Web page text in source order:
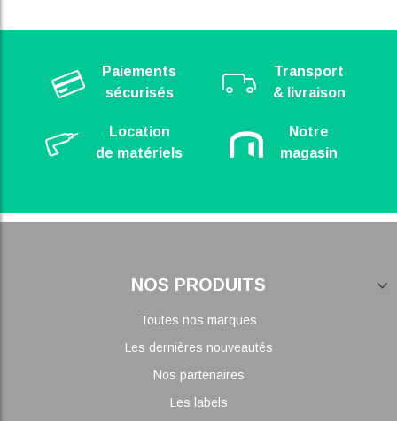
Paiements
sécurisés
Transport
& livraison
Location
de matériels
Notre
magasin
NOS PRODUITS
Toutes nos marques
Les dernières nouveautés
Nos partenaires
Les labels